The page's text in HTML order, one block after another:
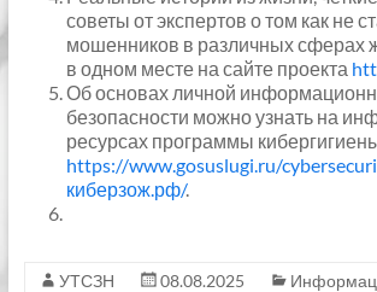
советы от экспертов о том как не
мошенников в различных сферах
в одном месте на сайте проекта
Об основах личной
безопасности можно узнать на
ресурсах программы
https://www.gosuslugi.ru/
киберзож.рф/.
УТСЗН 08.08.2025